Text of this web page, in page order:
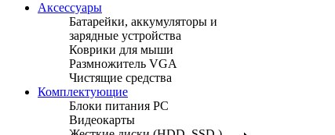
Аксессуары
Батарейки, аккумуляторы и
зарядные устройства
Коврики для мыши
Размножитель VGA
Чистящие средства
Комплектующие
Блоки питания PC
Видеокарты